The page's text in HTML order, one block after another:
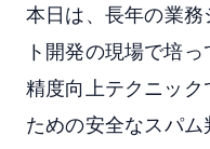
本日は、長年の業
ト開発の現場で培
精度向上テクニッ
ための安全なスパ